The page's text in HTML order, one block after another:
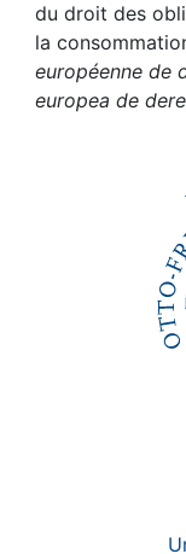
My FIS
Help
du droit des
la
européenne de
europea de